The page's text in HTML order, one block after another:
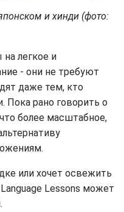
и хинди (фото:
легкое и
- они не требуют
даже тем, кто
Пока рано говорить о
более масштабное,
или хочет освежить
Lessons может